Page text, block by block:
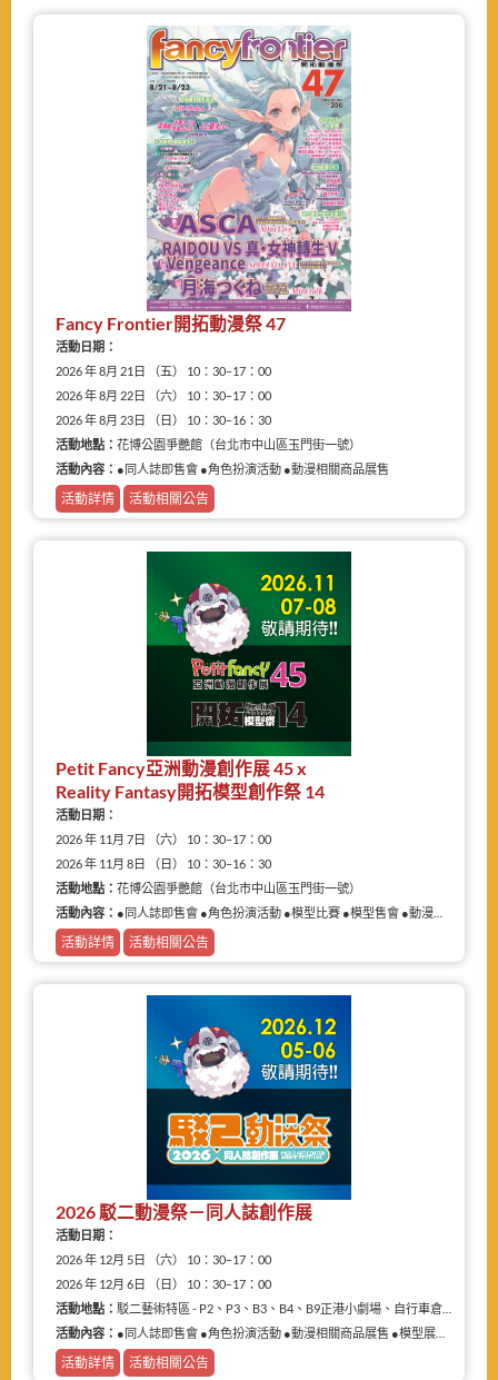
Fancy Frontier開拓動漫祭 47
活動日期：
2026 年 8月 21日 （五） 10：30–17：00
2026 年 8月 22日 （六） 10：30–17：00
2026 年 8月 23日 （日） 10：30–16：30
活動地點： 花博公園爭艷館（台北市中山區玉門街一號）
活動內容： ●同人誌即售會 ●角色扮演活動 ●動漫相關商品展售
活動詳情 活動相關公告
Petit Fancy亞洲動漫創作展 45 x
Reality Fantasy開拓模型創作祭 14
活動日期：
2026 年 11月 7日 （六） 10：30–17：00
2026 年 11月 8日 （日） 10：30–16：30
活動地點： 花博公園爭艷館（台北市中山區玉門街一號）
活動內容： ●同人誌即售會 ●角色扮演活動 ●模型比賽 ●模型售會 ●動漫相關商品展售
活動詳情 活動相關公告
2026 駁二動漫祭－同人誌創作展
活動日期：
2026 年 12月 5日 （六） 10：30–17：00
2026 年 12月 6日 （日） 10：30–17：00
活動地點： 駁二藝術特區 - P2、P3、B3、B4、B9正港小劇場、自行車倉庫
活動內容： ●同人誌即售會 ●角色扮演活動 ●動漫相關商品展售 ●模型展售 ●二手物品販售攤
活動詳情 活動相關公告